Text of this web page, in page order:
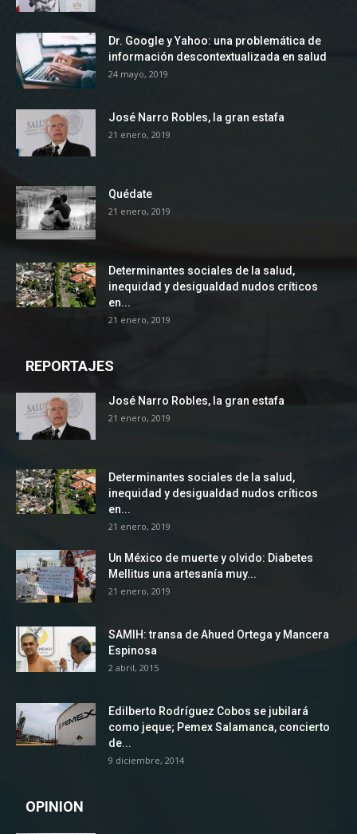
Dr. Google y Yahoo: una problemática de
información descontextualizada en salud
24 mayo, 2019
José Narro Robles, la gran estafa
21 enero, 2019
Quédate
21 enero, 2019
Determinantes sociales de la salud,
inequidad y desigualdad nudos críticos
en...
21 enero, 2019
REPORTAJES
José Narro Robles, la gran estafa
21 enero, 2019
Determinantes sociales de la salud,
inequidad y desigualdad nudos críticos
en...
21 enero, 2019
Un México de muerte y olvido: Diabetes
Mellitus una artesanía muy...
21 enero, 2019
SAMIH: transa de Ahued Ortega y Mancera
Espinosa
2 abril, 2015
Edilberto Rodríguez Cobos se jubilará
como jeque; Pemex Salamanca, concierto
de...
9 diciembre, 2014
OPINION